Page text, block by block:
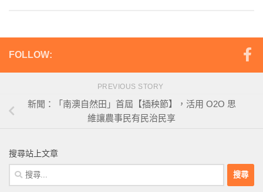
FOLLOW:
PREVIOUS STORY
新聞：「南澳自然田」首屆【插秧節】，活用 O2O 思
維讓農事民有民治民享
搜尋站上文章
搜
尋